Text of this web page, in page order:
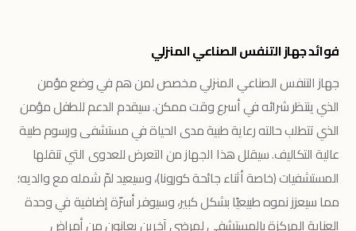
فوائد جهاز التنفس الصناعي المنزلي
جهاز التنفس الصناعي المنزلي مخصص لمن هم في وضع مؤمن
الذي ينتظر شرائه في أسرع وقت ممكن. سيقدم الدعم للطفل مؤمن
الذي تتطلب حالته رعاية طبية مدى الحياة في مستشفى ورسوم طبية
عالية التكاليف. سيقلل هذا الجهاز من التعرض للعدوى التي تنقلها
المستشفيات (خاصة أثناء جائحة كورونا)، وسيعيد لمّ شمله مع والديه؛
مما سيعزز نموه طبيعيًا بشكل كبير، وسيوفر أسرّة إضافية في وحدة
العناية المركزة بالمستشفى لمرضى آخرين يعانون من أمراض